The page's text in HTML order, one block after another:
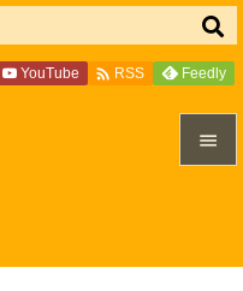

YouTube  RSS Feedly